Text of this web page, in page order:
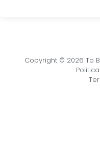
Copyright © 2026 To